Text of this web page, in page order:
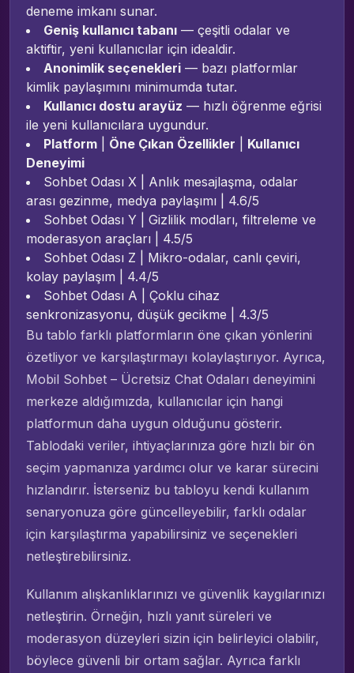
deneme imkanı sunar.
Geniş kullanıcı tabanı — çeşitli odalar ve
aktiftir, yeni kullanıcılar için idealdir.
Anonimlik seçenekleri — bazı platformlar
kimlik paylaşımını minimumda tutar.
Kullanıcı dostu arayüz — hızlı öğrenme eğrisi
ile yeni kullanıcılara uygundur.
Platform
Öne Çıkan Özellikler
Kullanıcı
Deneyimi
Sohbet Odası X | Anlık mesajlaşma, odalar
arası gezinme, medya paylaşımı | 4.6/5
Sohbet Odası Y | Gizlilik modları, filtreleme ve
moderasyon araçları | 4.5/5
Sohbet Odası Z | Mikro-odalar, canlı çeviri,
kolay paylaşım | 4.4/5
Sohbet Odası A | Çoklu cihaz
senkronizasyonu, düşük gecikme | 4.3/5
Bu tablo farklı platformların öne çıkan yönlerini
özetliyor ve karşılaştırmayı kolaylaştırıyor. Ayrıca,
Mobil Sohbet – Ücretsiz Chat Odaları deneyimini
merkeze aldığımızda, kullanıcılar için hangi
platformun daha uygun olduğunu gösterir.
Tablodaki veriler, ihtiyaçlarınıza göre hızlı bir ön
seçim yapmanıza yardımcı olur ve karar sürecini
hızlandırır. İsterseniz bu tabloyu kendi kullanım
senaryonuza göre güncelleyebilir, farklı odalar
için karşılaştırma yapabilirsiniz ve seçenekleri
netleştirebilirsiniz.
Kullanım alışkanlıklarınızı ve güvenlik kaygılarınızı
netleştirin. Örneğin, hızlı yanıt süreleri ve
moderasyon düzeyleri sizin için belirleyici olabilir,
böylece güvenli bir ortam sağlar. Ayrıca farklı